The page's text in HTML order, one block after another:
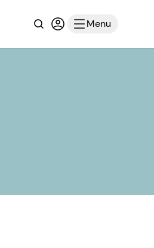
RechercheConnexion ou
Menu